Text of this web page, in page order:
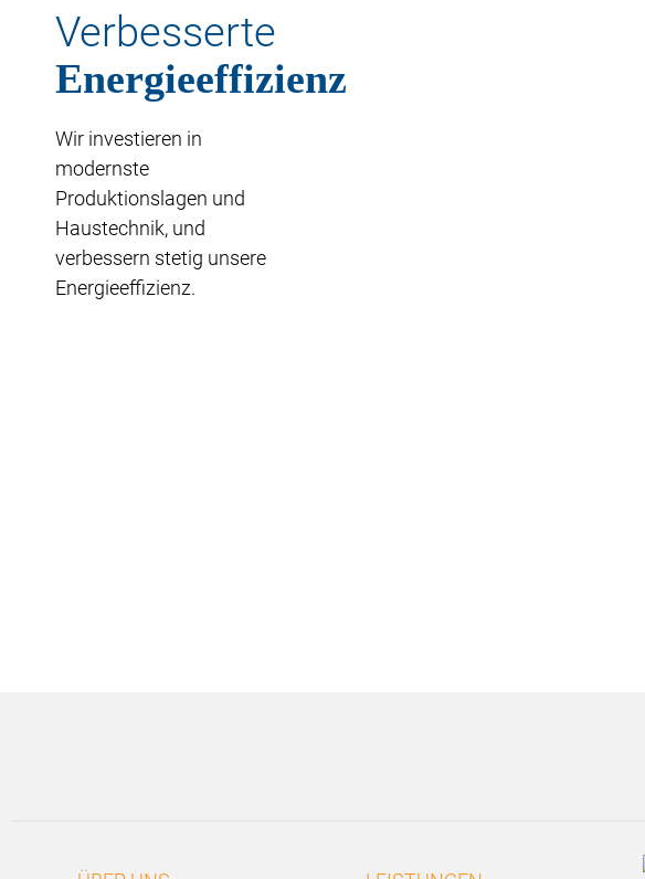
Verbesserte
Energieeffizienz
Wir investieren in
modernste
Produktionslagen und
Haustechnik, und
verbessern stetig unsere
Energieeffizienz.